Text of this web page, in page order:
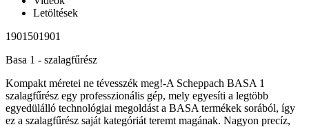
Letöltések
1901501901
Basa 1 - szalagfűrész
Kompakt méretei ne tévesszék meg!-A Scheppach BASA 1
szalagfűrész egy professzionális gép, mely egyesíti a legtöbb
egyedülálló technológiai megoldást a BASA termékek sorából, így
ez a szalagfűrész saját kategóriát teremt magának. Nagyon precíz,